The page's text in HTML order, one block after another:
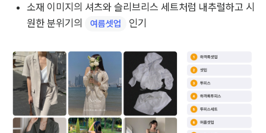
소재 이미지의 셔츠와 슬리브리스 세트처럼 내추럴하고 시
원한 분위기의
여름셋업 인기